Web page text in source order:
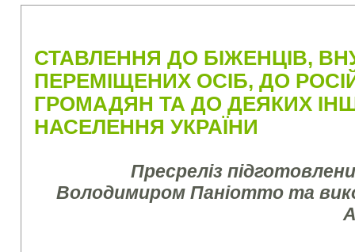
СТАВЛЕННЯ ДО БІЖЕНЦІВ,
ПЕРЕМІЩЕНИХ ОСІБ, ДО
ГРОМАДЯН ТА ДО ДЕЯКИХ
НАСЕЛЕННЯ УКРАЇНИ
Пресреліз
Володимиром Паніотто та